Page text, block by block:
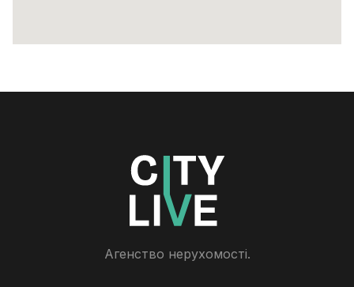
Агенство нерухомості.